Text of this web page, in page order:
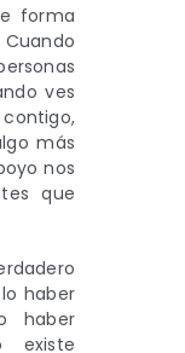
forma
ves
más
nos
que
haber
haber
existe